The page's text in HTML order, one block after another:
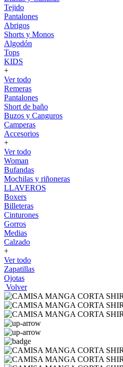
Tejido
Pantalones
Abrigos
Shorts y Monos
Algodón
Tops
KIDS
+
Ver todo
Remeras
Pantalones
Short de baño
Buzos y Canguros
Camperas
Accesorios
+
Ver todo
Woman
Bufandas
Mochilas y riñoneras
LLAVEROS
Boxers
Billeteras
Cinturones
Gorros
Medias
Calzado
+
Ver todo
Zapatillas
Ojotas
Volver